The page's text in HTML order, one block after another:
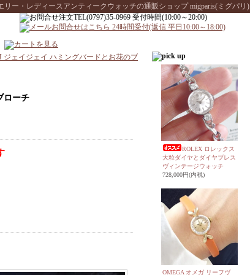
リー・レディースアンティークウォッチの通販ショップ migparis(ミグパリ)
ジェイジェイ ハミングバードとお花のブ
ローチ
ROLEX ロレックス
大粒ダイヤとダイヤブレス
ヴィンテージウォッチ
728,000円(内税)
OMEGA オメガ リーフヴ